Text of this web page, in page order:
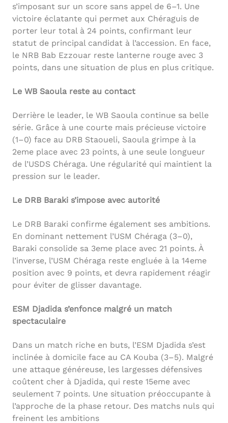
s’imposant sur un score sans appel de 6–1. Une
victoire éclatante qui permet aux Chéraguis de
porter leur total à 24 points, confirmant leur
statut de principal candidat à l’accession. En face,
le NRB Bab Ezzouar reste lanterne rouge avec 3
points, dans une situation de plus en plus critique.
Le WB Saoula reste au contact
Derrière le leader, le WB Saoula continue sa belle
série. Grâce à une courte mais précieuse victoire
(1–0) face au DRB Staoueli, Saoula grimpe à la
2eme place avec 23 points, à une seule longueur
de l’USDS Chéraga. Une régularité qui maintient la
pression sur le leader.
Le DRB Baraki s’impose avec autorité
Le DRB Baraki confirme également ses ambitions.
En dominant nettement l’USM Chéraga (3–0),
Baraki consolide sa 3eme place avec 21 points. À
l’inverse, l’USM Chéraga reste engluée à la 14eme
position avec 9 points, et devra rapidement réagir
pour éviter de glisser davantage.
ESM Djadida s’enfonce malgré un match
spectaculaire
Dans un match riche en buts, l’ESM Djadida s’est
inclinée à domicile face au CA Kouba (3–5). Malgré
une attaque généreuse, les largesses défensives
coûtent cher à Djadida, qui reste 15eme avec
seulement 7 points. Une situation préoccupante à
l’approche de la phase retour. Des matchs nuls qui
freinent les ambitions